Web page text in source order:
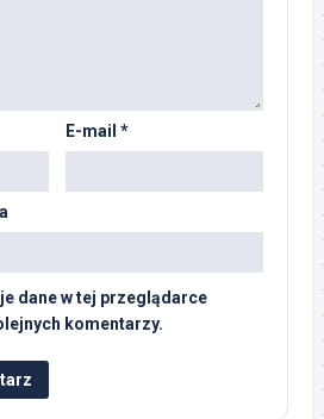
E-mail *
dane w tej przeglądarce
komentarzy.